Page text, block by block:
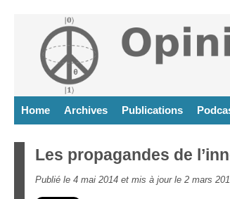
Home Archives Publications
Les propagandes de
Publié le 4 mai 2014 et mis à jour le 2 mars